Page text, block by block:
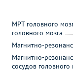
МРТ головного
головного мозга
Магнитно-
Магнитно-
сосудов